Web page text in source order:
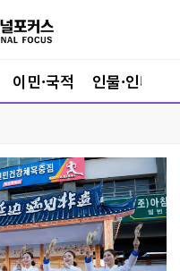
이민·국적 인물·인터뷰